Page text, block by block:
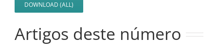
DOWNLOAD (ALL)
Artigos deste número